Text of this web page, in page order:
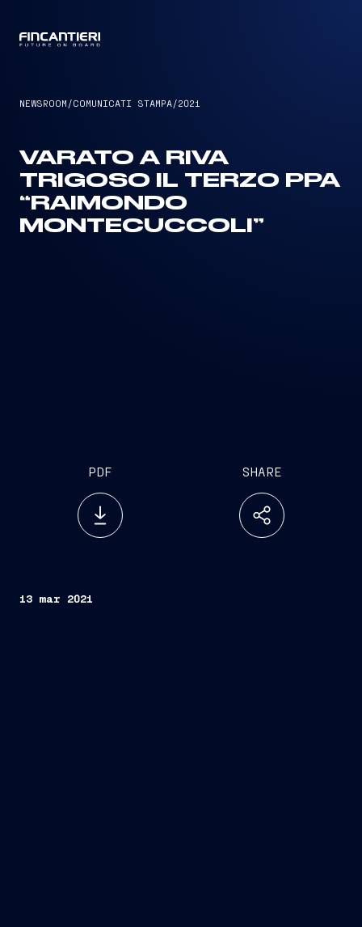
NEWSROOM /COMUNICATI STAMPA/2021
VARATO A RIVA
TRIGOSO IL TERZO PPA
“RAIMONDO
MONTECUCCOLI”
PDF SHARE
13 mar 2021